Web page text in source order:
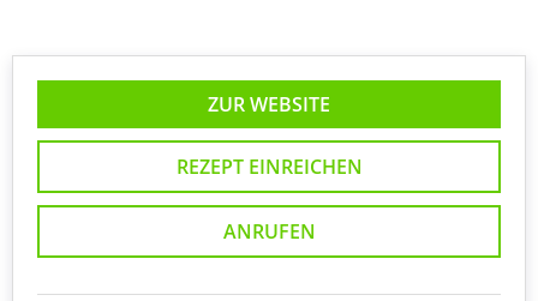
ZUR WEBSITE
REZEPT EINREICHEN
ANRUFEN